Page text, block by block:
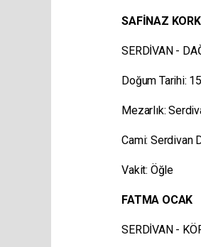
SAFİNAZ
SERDİVAN -
Doğum Tarihi:
Mezarlık:
Cami: Serdivan
Vakit: Öğle
FATMA OCAK
SERDİVAN -